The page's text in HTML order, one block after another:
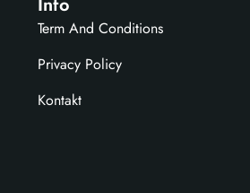
Info
Term And Conditions
Privacy Policy
Kontakt